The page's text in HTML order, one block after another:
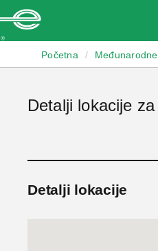
Početna /
Detalji lokacije
Detalji lokacije